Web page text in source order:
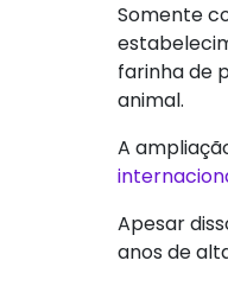
Somente
farinha de
animal.
A
Apesar
anos de